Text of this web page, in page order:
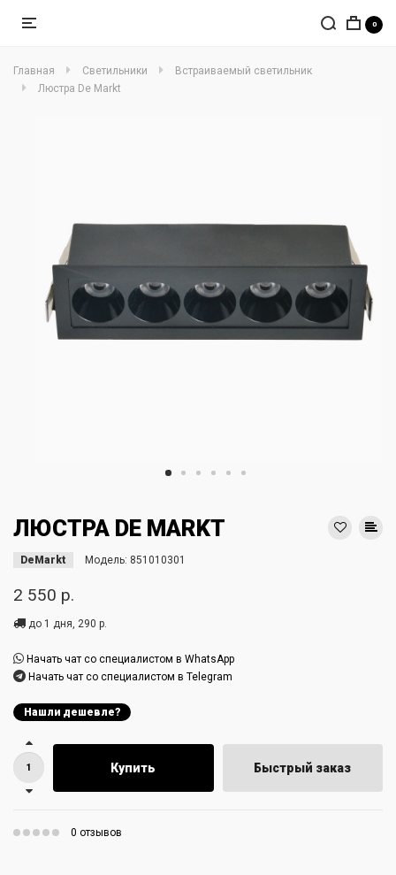
0
Главная Светильники
Встраиваемый светильник
Люстра De Markt
ЛЮСТРА DE MARKT
DeMarkt Модель: 851010301
2 550 р.
до 1 дня, 290 р.
Начать чат со специалистом в WhatsApp
Начать чат со специалистом в Telegram
Нашли дешевле?
Купить Быстрый заказ
0 отзывов